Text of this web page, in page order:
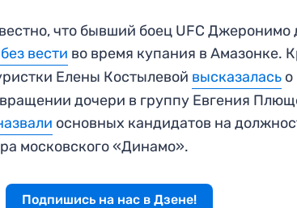
что бывший боец UFC Джеронимо
вести во время купания в Амазонке.
Елены Костылевой высказалась о
дочери в группу Евгения
основных кандидатов на
московского «Динамо».
Подпишись на нас в Дзене!